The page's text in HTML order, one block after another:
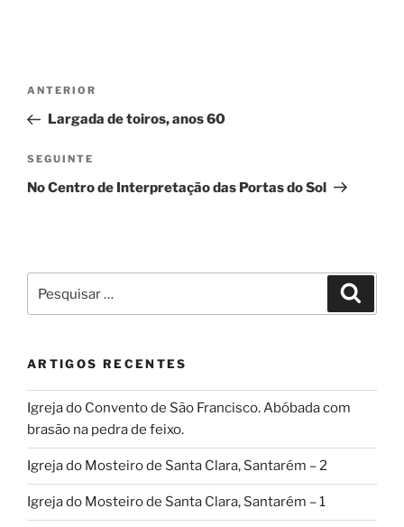
Navegação
artigos
Conteúdo
anterior
ANTERIOR
Largada de toiros, anos 60
Conteúdo
seguinte
SEGUINTE
No Centro de Interpretação das Portas do Sol
por:
ARTIGOS RECENTES
Igreja do Convento de São Francisco. Abóbada com
brasão na pedra de feixo.
Igreja do Mosteiro de Santa Clara, Santarém – 2
Igreja do Mosteiro de Santa Clara, Santarém – 1